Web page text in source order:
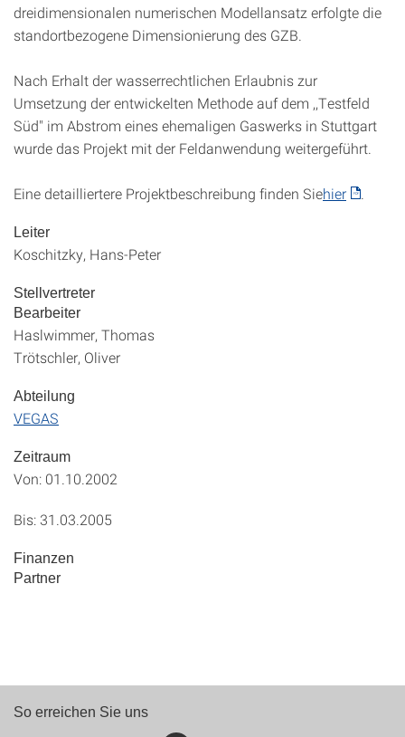
dreidimensionalen numerischen Modellansatz erfolgte die
standortbezogene Dimensionierung des GZB.
Nach Erhalt der wasserrechtlichen Erlaubnis zur
Umsetzung der entwickelten Methode auf dem ,,Testfeld
Süd" im Abstrom eines ehemaligen Gaswerks in Stuttgart
wurde das Projekt mit der Feldanwendung weitergeführt.
Eine detailliertere Projektbeschreibung finden Siehier
Leiter
Koschitzky, Hans-Peter
Stellvertreter
Bearbeiter
Haslwimmer, Thomas
Trötschler, Oliver
Abteilung
VEGAS
Zeitraum
Von: 01.10.2002
Bis: 31.03.2005
Finanzen
Partner
So erreichen Sie uns